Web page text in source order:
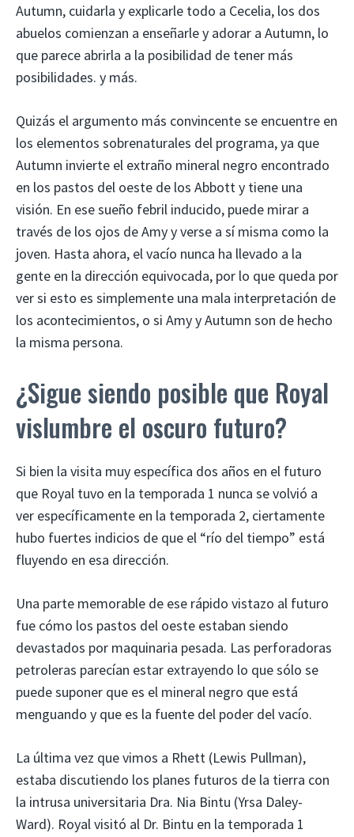
Autumn, cuidarla y explicarle todo a Cecelia, los dos
abuelos comienzan a enseñarle y adorar a Autumn, lo
que parece abrirla a la posibilidad de tener más
posibilidades. y más.
Quizás el argumento más convincente se encuentre en
los elementos sobrenaturales del programa, ya que
Autumn invierte el extraño mineral negro encontrado
en los pastos del oeste de los Abbott y tiene una
visión. En ese sueño febril inducido, puede mirar a
través de los ojos de Amy y verse a sí misma como la
joven. Hasta ahora, el vacío nunca ha llevado a la
gente en la dirección equivocada, por lo que queda por
ver si esto es simplemente una mala interpretación de
los acontecimientos, o si Amy y Autumn son de hecho
la misma persona.
¿Sigue siendo posible que Royal
vislumbre el oscuro futuro?
Si bien la visita muy específica dos años en el futuro
que Royal tuvo en la temporada 1 nunca se volvió a
ver específicamente en la temporada 2, ciertamente
hubo fuertes indicios de que el “río del tiempo” está
fluyendo en esa dirección.
Una parte memorable de ese rápido vistazo al futuro
fue cómo los pastos del oeste estaban siendo
devastados por maquinaria pesada. Las perforadoras
petroleras parecían estar extrayendo lo que sólo se
puede suponer que es el mineral negro que está
menguando y que es la fuente del poder del vacío.
La última vez que vimos a Rhett (Lewis Pullman),
estaba discutiendo los planes futuros de la tierra con
la intrusa universitaria Dra. Nia Bintu (Yrsa Daley-
Ward). Royal visitó al Dr. Bintu en la temporada 1